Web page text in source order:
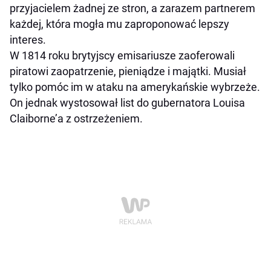
przyjacielem żadnej ze stron, a zarazem partnerem
każdej, która mogła mu zaproponować lepszy
interes.
W 1814 roku brytyjscy emisariusze zaoferowali
piratowi zaopatrzenie, pieniądze i majątki. Musiał
tylko pomóc im w ataku na amerykańskie wybrzeże.
On jednak wystosował list do gubernatora Louisa
Claiborne’a z ostrzeżeniem.